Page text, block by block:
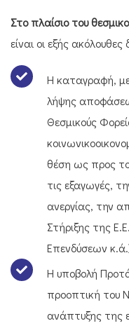
Στο πλαίσιο του
είναι οι εξής
Η καταγραφή,
λήψης
Θεσμικούς
θέση ως προς
τις εξαγωγές,
ανεργίας, την
Στήριξης της
Επενδύσεων
Η υποβολή
προοπτική του
ανάπτυξης της